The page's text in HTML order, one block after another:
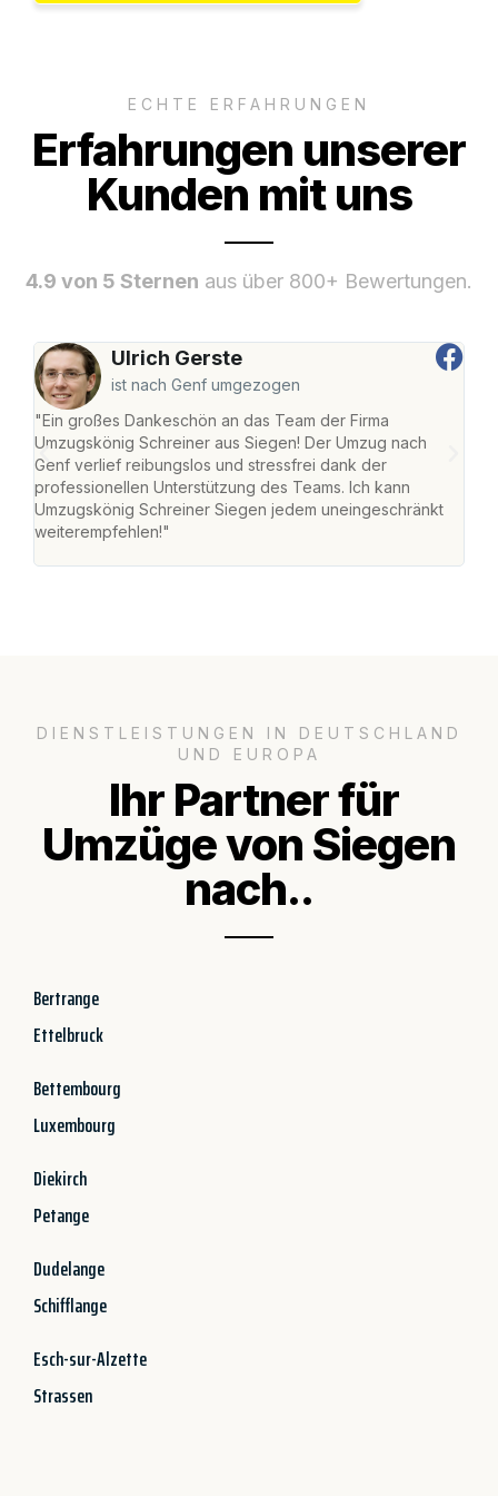
ECHTE ERFAHRUNGEN
Erfahrungen unserer
Kunden mit uns
4.9 von 5 Sternen aus über 800+ Bewertungen.
Ulrich Gerste
ist nach Genf umgezogen
"Ein großes Dankeschön an das Team der Firma
Umzugskönig Schreiner aus Siegen! Der Umzug nach
Genf verlief reibungslos und stressfrei dank der
professionellen Unterstützung des Teams. Ich kann
Umzugskönig Schreiner Siegen jedem uneingeschränkt
weiterempfehlen!"
DIENSTLEISTUNGEN IN DEUTSCHLAND
UND EUROPA
Ihr Partner für
Umzüge von Siegen
nach..
Bertrange
Ettelbruck
Bettembourg
Luxembourg
Diekirch
Petange
Dudelange
Schifflange
Esch-sur-Alzette
Strassen